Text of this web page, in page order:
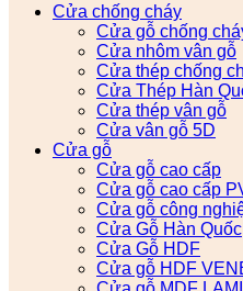
Cửa chống cháy
Cửa gỗ chống
Cửa nhôm vân gỗ
Cửa thép chống
Cửa Thép Hàn
Cửa thép vân gỗ
Cửa vân gỗ 5D
Cửa gỗ
Cửa gỗ cao cấp
Cửa gỗ cao cấp
Cửa gỗ công
Cửa Gỗ Hàn Quốc
Cửa Gỗ HDF
Cửa gỗ HDF